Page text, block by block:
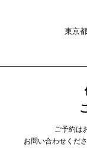
東京
ご予約は
お問い合わせくだ